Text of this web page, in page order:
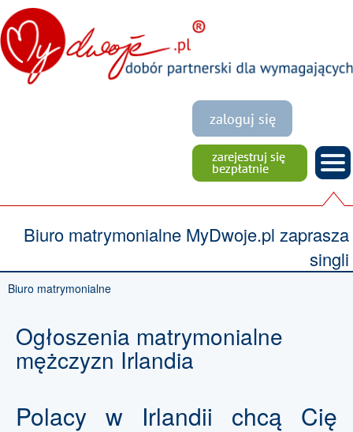
Biuro matrymonialne MyDwoje.pl zaprasza
singli
Biuro matrymonialne
Ogłoszenia matrymonialne
mężczyzn Irlandia
Polacy w Irlandii chcą Cię